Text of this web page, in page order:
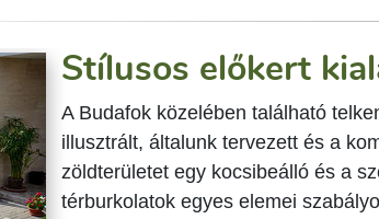
Stílusos előkert
A Budafok közelében található
illusztrált, általunk tervezett és a
zöldterületet egy kocsibeálló és a
térburkolatok egyes elemei